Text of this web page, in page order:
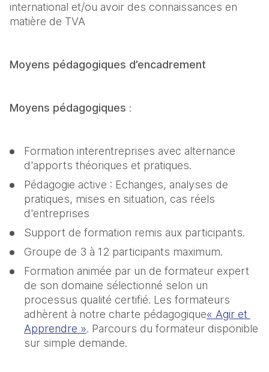
international et/ou avoir des connaissances en
matière de TVA
Moyens pédagogiques d’encadrement
Moyens pédagogiques :
Formation interentreprises avec alternance
d'apports théoriques et pratiques.
Pédagogie active : Echanges, analyses de
pratiques, mises en situation, cas réels
d'entreprises
Support de formation remis aux participants.
Groupe de 3 à 12 participants maximum.
Formation animée par un de formateur expert
de son domaine sélectionné selon un
processus qualité certifié. Les formateurs
adhèrent à notre charte pédagogique« Agir et
Apprendre ». Parcours du formateur disponible
sur simple demande.